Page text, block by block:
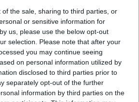
of the sale, sharing to third parties, or
or sensitive information for
us, please use the below opt-out
selection. Please note that after your
you may continue seeing
on personal information utilized by
disclosed to third parties prior to
separately opt-out of the further
information by third parties on the